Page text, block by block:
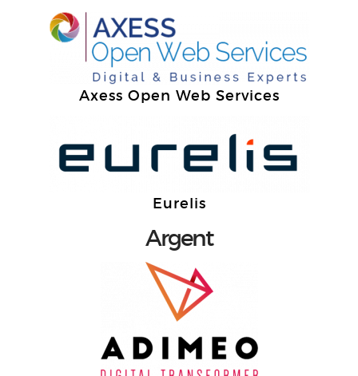
Axess Open Web Services
Eurelis
Argent